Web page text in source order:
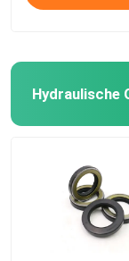
Hydraulische